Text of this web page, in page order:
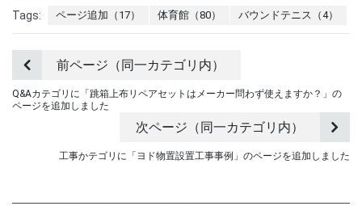
Tags: ページ追加（17） 体育館（80） バウンドテニス（4）
前ページ（同一カテゴリ内）
Q&Aカテゴリに「跳箱上布リペアセットはメーカー問わず使えますか？」の
ページを追加しました
次ページ（同一カテゴリ内）
工事かテゴリに「ヨド物置設置工事事例」のページを追加しました